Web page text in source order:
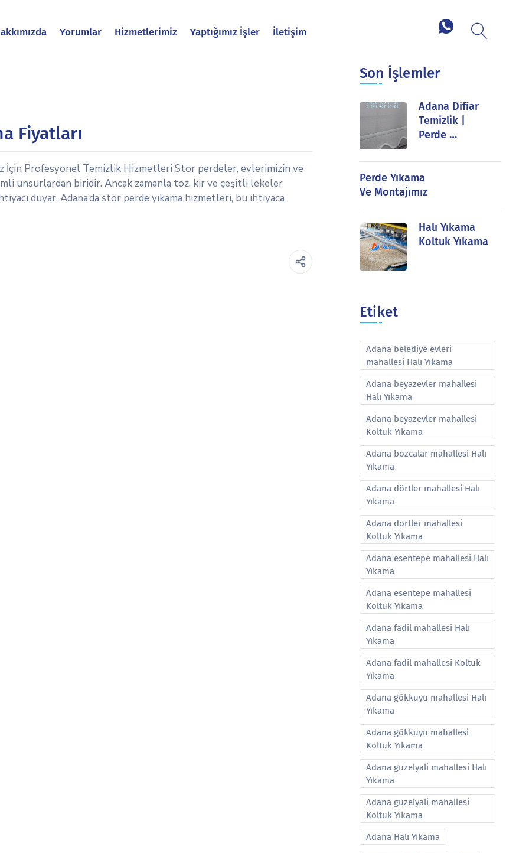
Yorumlar Hizmetlerimiz Yaptığımız İşler İletişim
Fiyatları
İçin Profesyonel Temizlik Hizmetleri Stor perdeler, evlerimizin ve
unsurlardan biridir. Ancak zamanla toz, kir ve çeşitli lekeler
duyar. Adana’da stor perde yıkama hizmetleri, bu ihtiyaca
Son İşlemler
Adana Difiar
Temizlik |
Perde …
Perde Yıkama
Ve Montajımız
Halı Yıkama
Koltuk Yıkama
Etiket
Adana belediye evleri
mahallesi Halı Yıkama
Adana beyazevler mahallesi
Halı Yıkama
Adana beyazevler mahallesi
Koltuk Yıkama
Adana bozcalar mahallesi Halı
Yıkama
Adana dörtler mahallesi Halı
Yıkama
Adana dörtler mahallesi
Koltuk Yıkama
Adana esentepe mahallesi Halı
Yıkama
Adana esentepe mahallesi
Koltuk Yıkama
Adana fadil mahallesi Halı
Yıkama
Adana fadil mahallesi Koltuk
Yıkama
Adana gökkuyu mahallesi Halı
Yıkama
Adana gökkuyu mahallesi
Koltuk Yıkama
Adana güzelyali mahallesi Halı
Yıkama
Adana güzelyali mahallesi
Koltuk Yıkama
Adana Halı Yıkama